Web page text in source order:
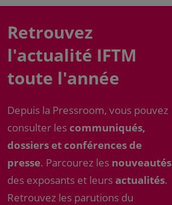
Retrouvez
l'actualité IFTM
toute l'année
Depuis la Pressroom, vous pouvez
consulter lescommuniqués,
dossiers et conférences de
presse. Parcourez les nouveautés
des exposants et leursactualités.
Retrouvez les parutions du